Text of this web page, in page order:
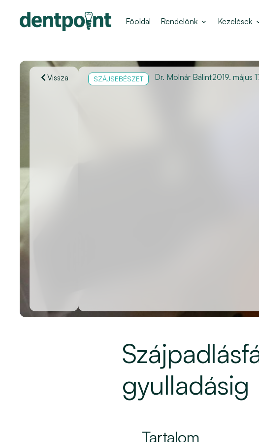
Főoldal Rendelőnk Kezelések
Vissza SZÁJSEBÉSZET Dr. Molnár Bálint2019. május
gyulladásig
Tartalom